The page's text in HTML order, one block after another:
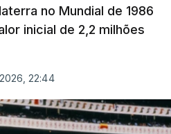
no Mundial de 1986
inicial de 2,2 milhões
22:44